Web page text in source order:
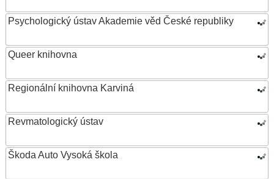
Psychologický ústav Akademie věd České republiky
Queer knihovna
Regionální knihovna Karviná
Revmatologický ústav
Škoda Auto Vysoká škola